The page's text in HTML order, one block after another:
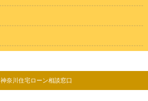
神奈川住宅ローン相談窓口